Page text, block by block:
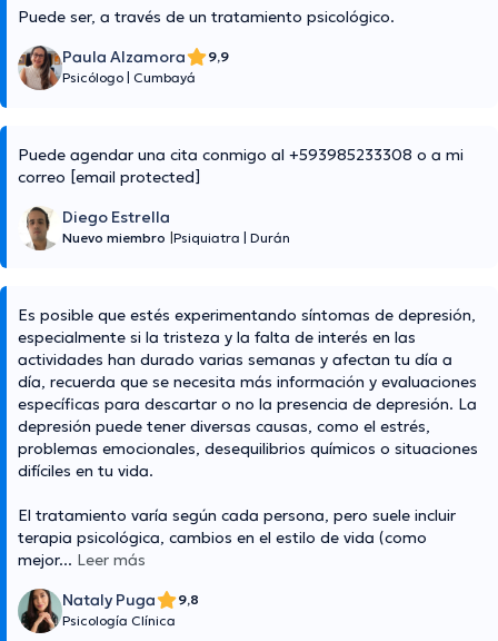
Puede ser, a través de un tratamiento psicológico.
Paula Alzamora
9,9
Psicólogo Cumbayá
Puede agendar una cita conmigo al +593985233308 o a mi
correo [email protected]
Diego Estrella
Nuevo miembro Psiquiatra Durán
Es posible que estés experimentando síntomas de depresión,
especialmente si la tristeza y la falta de interés en las
actividades han durado varias semanas y afectan tu día a
día, recuerda que se necesita más información y evaluaciones
específicas para descartar o no la presencia de depresión. La
depresión puede tener diversas causas, como el estrés,
problemas emocionales, desequilibrios químicos o situaciones
difíciles en tu vida.
El tratamiento varía según cada persona, pero suele incluir
terapia psicológica, cambios en el estilo de vida (como
mejor... Leer más
Nataly Puga
9,8
Psicología Clínica